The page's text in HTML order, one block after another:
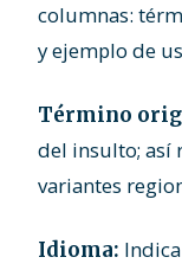
columnas:
y ejemplo de
Término
del insulto; así
variantes
Idioma: